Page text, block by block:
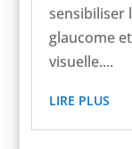
sensibiliser
glaucome
visuelle....
LIRE PLUS